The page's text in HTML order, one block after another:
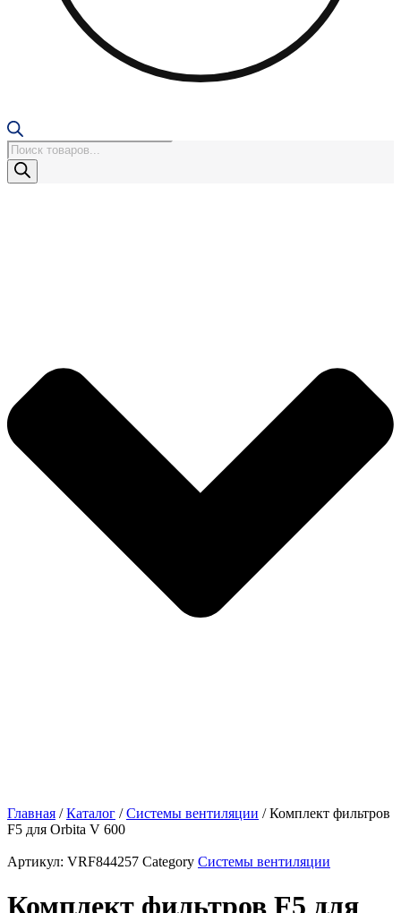
Поиск
товаров
Главная /Каталог /Системы вентиляции / Комплект фильтров
F5 для Orbita V 600
Артикул: VRF844257 Category Системы вентиляции
Комплект фильтров F5 для